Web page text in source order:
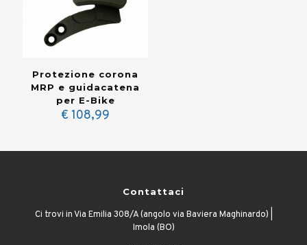
Protezione corona
MRP e guidacatena
per E-Bike
€ 108,99
Contattaci
Ci trovi in Via Emilia 308/A (angolo via Baviera Maghinardo) |
Imola (BO)